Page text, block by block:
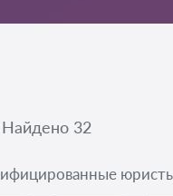
Найдено 32